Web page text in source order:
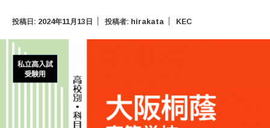
投稿日: 2024年11月13日 投稿者: hirakata KEC